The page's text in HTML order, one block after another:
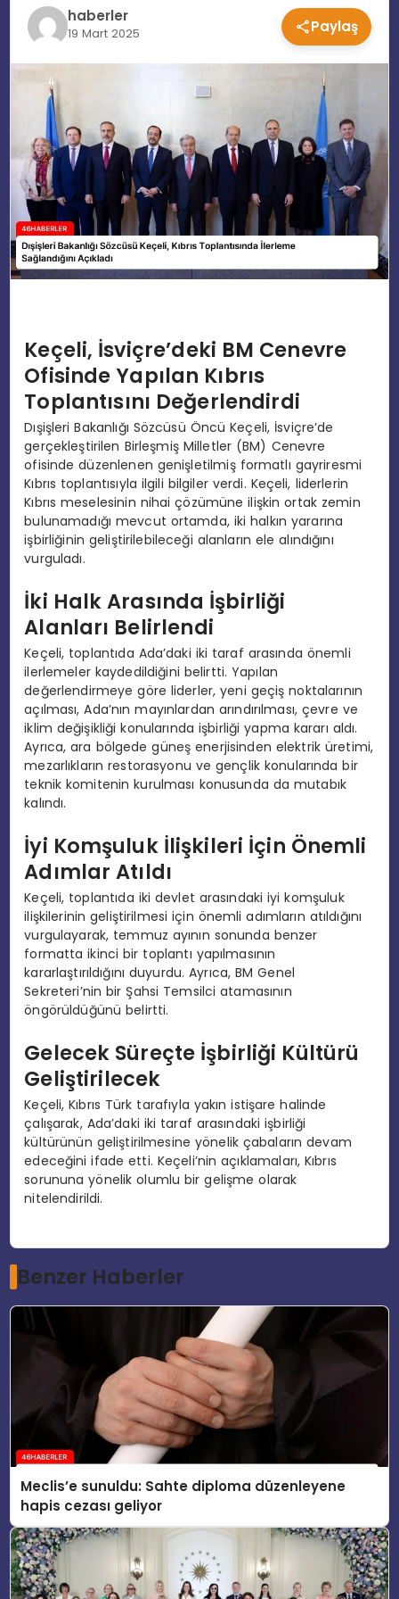
EĞITIM
MAGAZIN
SPOR
YAŞAM
haberler
19 Mart 2025 Paylaş
Keçeli, İsviçre’deki BM Cenevre
Ofisinde Yapılan Kıbrıs
Toplantısını Değerlendirdi
Dışişleri Bakanlığı Sözcüsü Öncü Keçeli, İsviçre’de
gerçekleştirilen Birleşmiş Milletler (BM) Cenevre
ofisinde düzenlenen genişletilmiş formatlı gayriresmi
Kıbrıs toplantısıyla ilgili bilgiler verdi. Keçeli, liderlerin
Kıbrıs meselesinin nihai çözümüne ilişkin ortak zemin
bulunamadığı mevcut ortamda, iki halkın yararına
işbirliğinin geliştirilebileceği alanların ele alındığını
vurguladı.
İki Halk Arasında İşbirliği
Alanları Belirlendi
Keçeli, toplantıda Ada’daki iki taraf arasında önemli
ilerlemeler kaydedildiğini belirtti. Yapılan
değerlendirmeye göre liderler, yeni geçiş noktalarının
açılması, Ada’nın mayınlardan arındırılması, çevre ve
iklim değişikliği konularında işbirliği yapma kararı aldı.
Ayrıca, ara bölgede güneş enerjisinden elektrik üretimi,
mezarlıkların restorasyonu ve gençlik konularında bir
teknik komitenin kurulması konusunda da mutabık
kalındı.
İyi Komşuluk İlişkileri İçin Önemli
Adımlar Atıldı
Keçeli, toplantıda iki devlet arasındaki iyi komşuluk
ilişkilerinin geliştirilmesi için önemli adımların atıldığını
vurgulayarak, temmuz ayının sonunda benzer
formatta ikinci bir toplantı yapılmasının
kararlaştırıldığını duyurdu. Ayrıca, BM Genel
Sekreteri’nin bir Şahsi Temsilci atamasının
öngörüldüğünü belirtti.
Gelecek Süreçte İşbirliği Kültürü
Geliştirilecek
Keçeli, Kıbrıs Türk tarafıyla yakın istişare halinde
çalışarak, Ada’daki iki taraf arasındaki işbirliği
kültürünün geliştirilmesine yönelik çabaların devam
edeceğini ifade etti. Keçeli’nin açıklamaları, Kıbrıs
sorununa yönelik olumlu bir gelişme olarak
nitelendirildi.
Benzer Haberler
Meclis’e sunuldu: Sahte diploma düzenleyene
hapis cezası geliyor